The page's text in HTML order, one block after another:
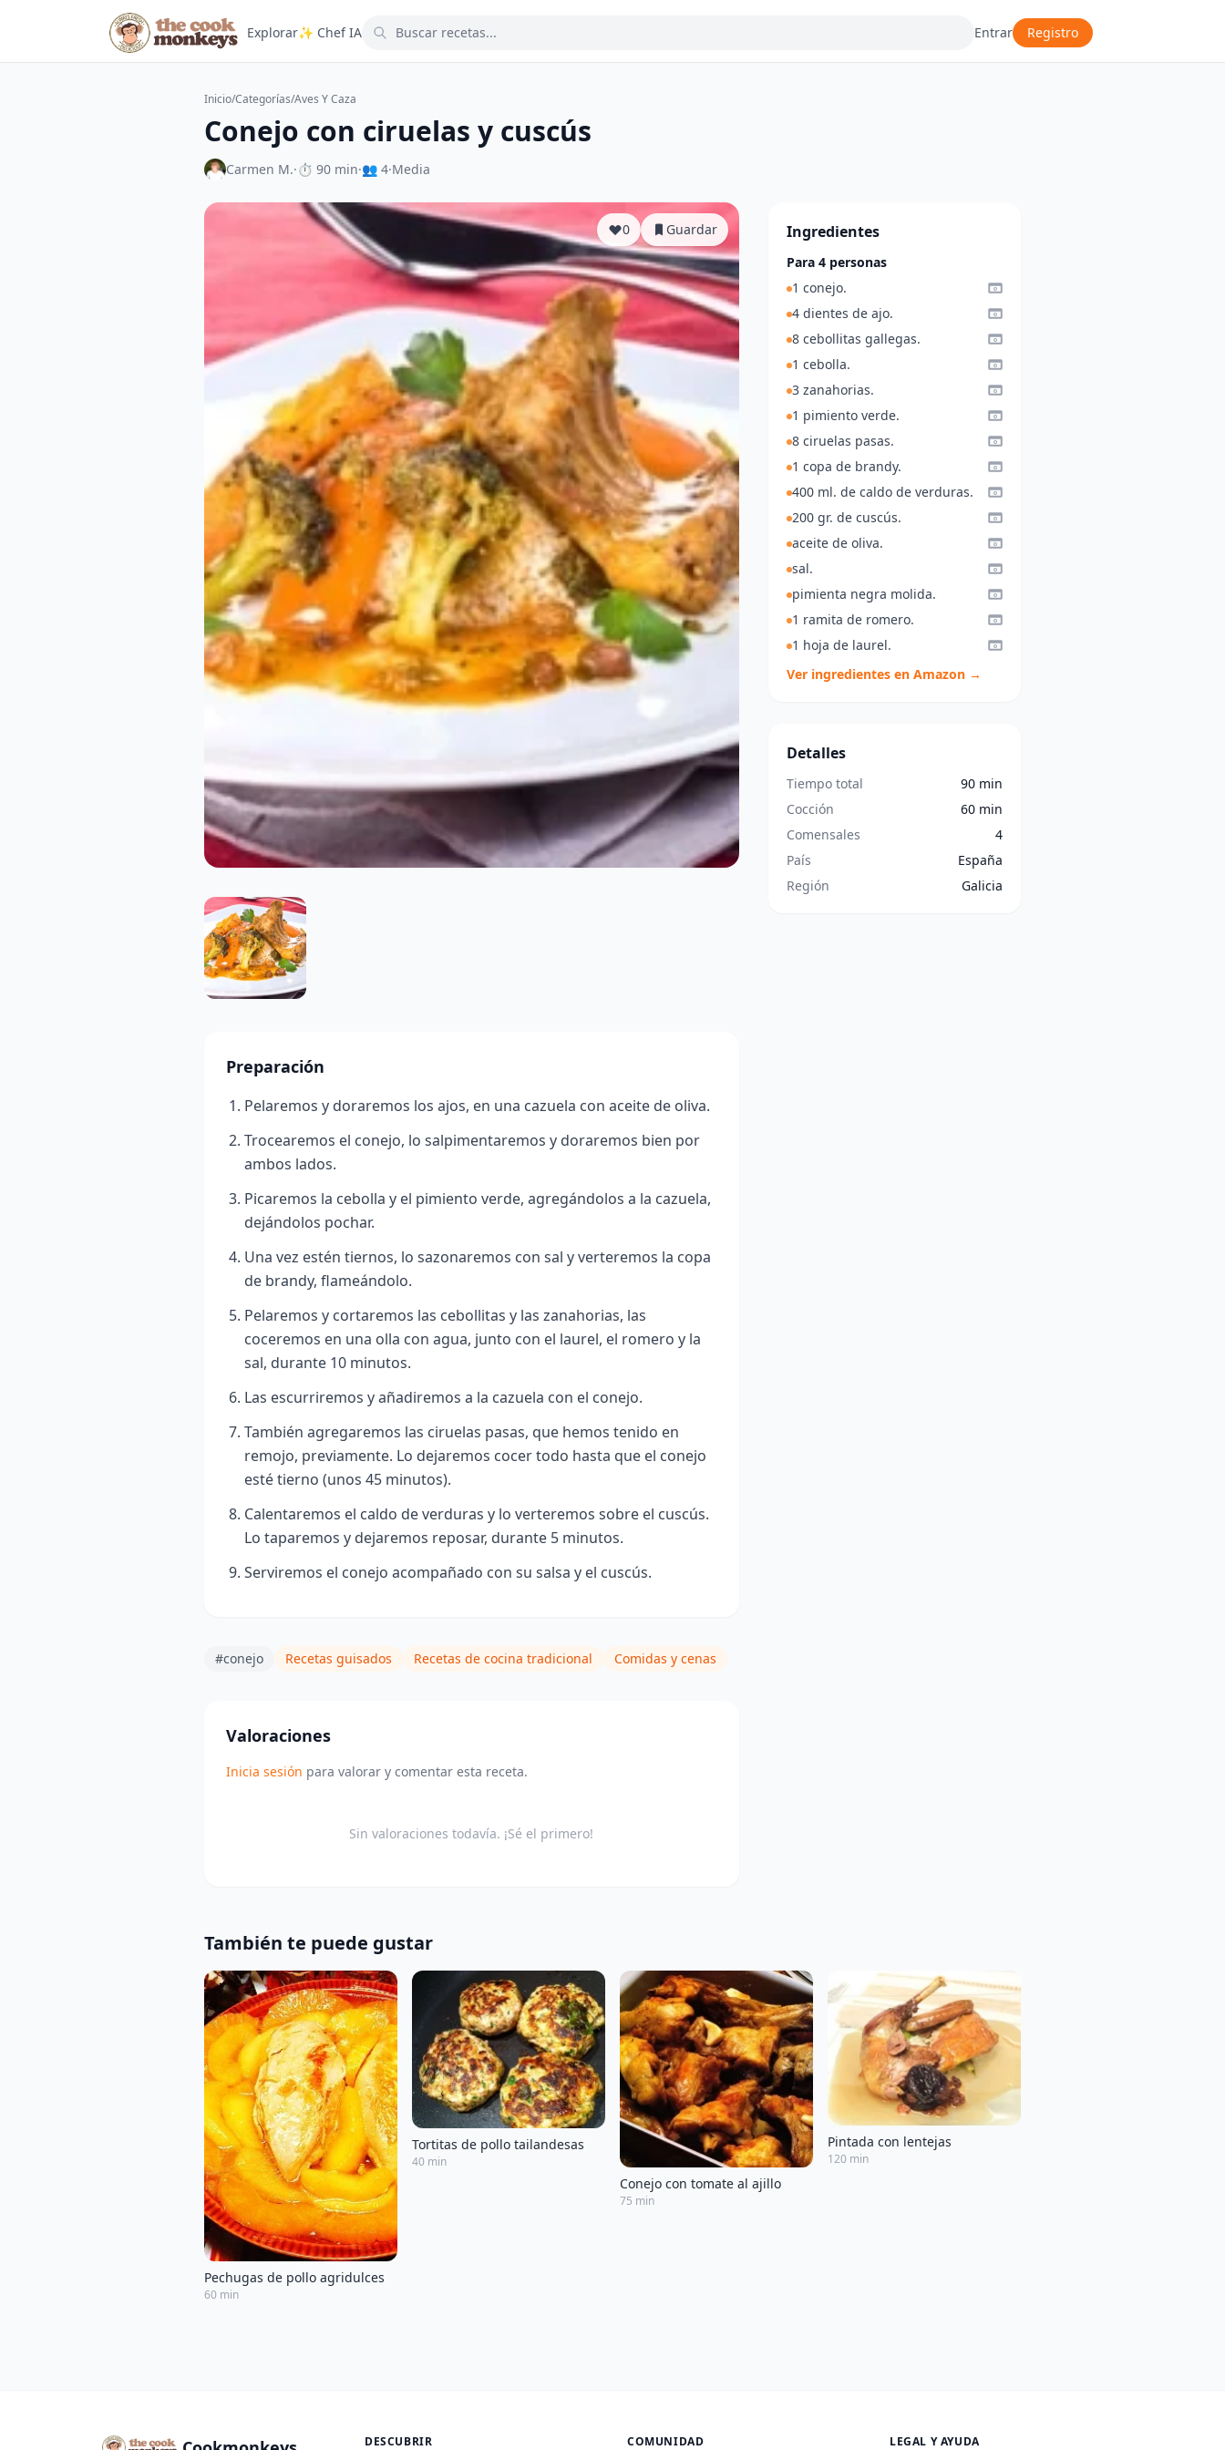
Explorar✨ Chef IA Entrar Registro
Inicio/Categorías/Aves Y Caza
Conejo con ciruelas y cuscús
Carmen M.·⏱ 90 min·👥 4·Media
0 Guardar
Preparación
Pelaremos y doraremos los ajos, en una cazuela con aceite de oliva.
Trocearemos el conejo, lo salpimentaremos y doraremos bien por
ambos lados.
Picaremos la cebolla y el pimiento verde, agregándolos a la cazuela,
dejándolos pochar.
Una vez estén tiernos, lo sazonaremos con sal y verteremos la copa
de brandy, flameándolo.
Pelaremos y cortaremos las cebollitas y las zanahorias, las
coceremos en una olla con agua, junto con el laurel, el romero y la
sal, durante 10 minutos.
Las escurriremos y añadiremos a la cazuela con el conejo.
También agregaremos las ciruelas pasas, que hemos tenido en
remojo, previamente. Lo dejaremos cocer todo hasta que el conejo
esté tierno (unos 45 minutos).
Calentaremos el caldo de verduras y lo verteremos sobre el cuscús.
Lo taparemos y dejaremos reposar, durante 5 minutos.
Serviremos el conejo acompañado con su salsa y el cuscús.
#conejo Recetas guisados Recetas de cocina tradicional Comidas y cenas
Valoraciones
Inicia sesión para valorar y comentar esta receta.
Sin valoraciones todavía. ¡Sé el primero!
Ingredientes
Para 4 personas
1 conejo.
4 dientes de ajo.
8 cebollitas gallegas.
1 cebolla.
3 zanahorias.
1 pimiento verde.
8 ciruelas pasas.
1 copa de brandy.
400 ml. de caldo de verduras.
200 gr. de cuscús.
aceite de oliva.
sal.
pimienta negra molida.
1 ramita de romero.
1 hoja de laurel.
Ver ingredientes en Amazon →
Detalles
Tiempo total
90 min
Cocción
60 min
Comensales
4
País
España
Región
Galicia
También te puede gustar
Pechugas de pollo agridulces
60 min
Tortitas de pollo tailandesas
40 min
Conejo con tomate al ajillo
75 min
Pintada con lentejas
120 min
DESCUBRIR COMUNIDAD LEGAL Y AYUDA